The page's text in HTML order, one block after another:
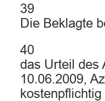
39
Die Beklagte
40
das Urteil des
10.06.2009,